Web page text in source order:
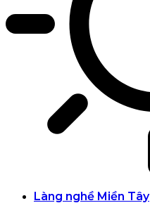
Làng nghề Miền Tây